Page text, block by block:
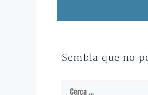
Sembla que no
Cerca: